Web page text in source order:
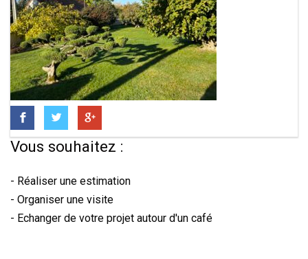
Vous souhaitez :
- Réaliser une estimation
- Organiser une visite
- Echanger de votre projet autour d'un café